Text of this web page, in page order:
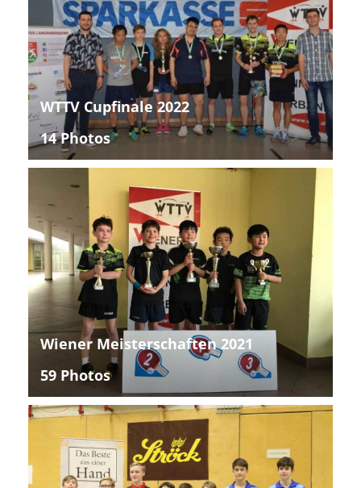
WTTV Cupfinale 2022
14 Photos
Wiener Meisterschaften 2021
59 Photos